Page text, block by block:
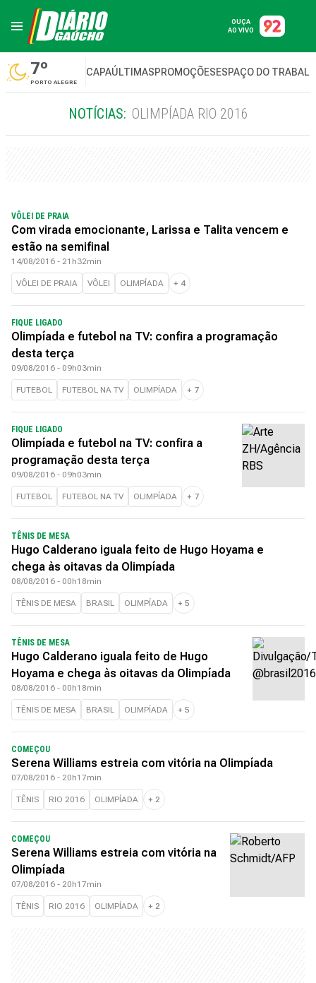
OUÇA
AO VIVO
7º
PORTO ALEGRE
CAPAÚLTIMASPROMOÇÕESESPAÇO DO
NOTÍCIAS: OLIMPÍADA RIO 2016
VÔLEI DE PRAIA
Com virada emocionante, Larissa e Talita vencem e
estão na semifinal
14/08/2016 - 21h32min
VÔLEI DE PRAIA VÔLEI OLIMPÍADA + 4
FIQUE LIGADO
Olimpíada e futebol na TV: confira a programação
desta terça
09/08/2016 - 09h03min
FUTEBOL FUTEBOL NA TV OLIMPÍADA + 7
FIQUE LIGADO
Olimpíada e futebol na TV: confira a
programação desta terça
09/08/2016 - 09h03min
FUTEBOL FUTEBOL NA TV OLIMPÍADA + 7
TÊNIS DE MESA
Hugo Calderano iguala feito de Hugo Hoyama e
chega às oitavas da Olimpíada
08/08/2016 - 00h18min
TÊNIS DE MESA BRASIL OLIMPÍADA + 5
TÊNIS DE MESA
Hugo Calderano iguala feito de Hugo
Hoyama e chega às oitavas da Olimpíada
08/08/2016 - 00h18min
TÊNIS DE MESA BRASIL OLIMPÍADA + 5
COMEÇOU
Serena Williams estreia com vitória na Olimpíada
07/08/2016 - 20h17min
TÊNIS RIO 2016 OLIMPÍADA + 2
COMEÇOU
Serena Williams estreia com vitória na
Olimpíada
07/08/2016 - 20h17min
TÊNIS RIO 2016 OLIMPÍADA + 2